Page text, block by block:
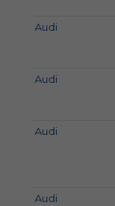
Audi
Audi
Audi
Audi